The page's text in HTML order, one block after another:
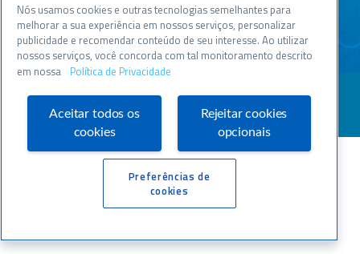
0800 570 0800
WWW.SEBRAESP.COM.BR
Nós usamos cookies e outras tecnologias semelhantes para
melhorar a sua experiência em nossos serviços, personalizar
publicidade e recomendar conteúdo de seu interesse. Ao utilizar
nossos serviços, você concorda com tal monitoramento descrito
em nossa Política de Privacidade
Aceitar todos os
cookies
Rejeitar cookies
opcionais
Preferências de
cookies